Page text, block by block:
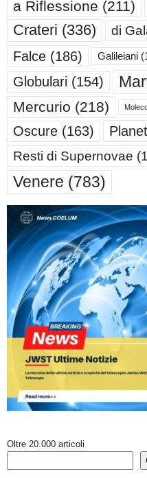
a Riflessione (211)
Crateri (336) di
Falce (186) Galileiani
Globulari (154)
Mercurio (218)
Oscure (163)
Resti di Supernovae
Venere (783)
Oltre 20.000 articoli